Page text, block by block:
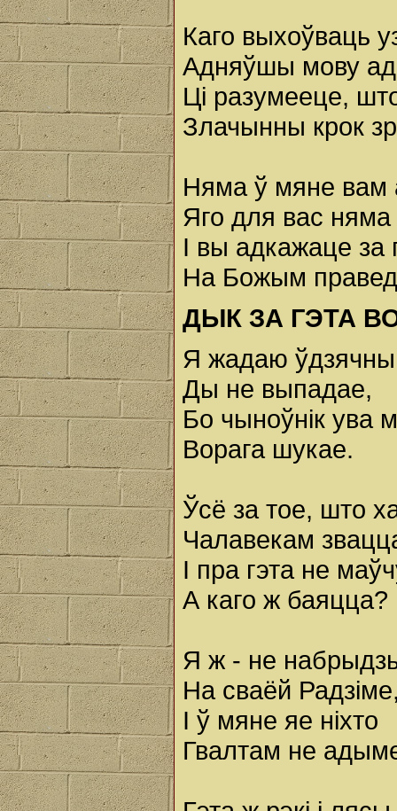
Каго выхоўваць
Адняўшы мову
Ці разумееце,
Злачынны крок
Няма ў мяне вам
Яго для вас няма
І вы адкажаце за
На Божым
ДЫК ЗА ГЭТА
Я жадаю
Ды не выпадае,
Бо чыноўнік ува
Ворага шукае.
Ўсё за тое, што
Чалавекам
І пра гэта не
А каго ж баяцца?
Я ж - не
На сваёй
І ў мяне яе ніхто
Гвалтам не